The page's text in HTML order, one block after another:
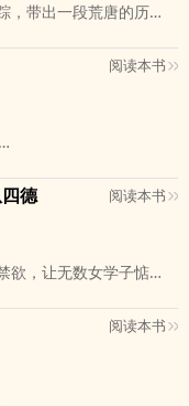
嫁给我。
道，不是韩医生不喜
就住了一个女孩子
，带出一段荒唐的历
，仁者见仁......
首篇，每篇至少在二十
阅读本书
老师家门口晒得被子
了报道，公之于众，并
这不是我早上晒出去的
？”
！”
德 阅读本书
欲，让无数女学子惦
厉钊，衣冠禽兽。
，原因:她抢了姐姐喜欢
己的太傅大人，保护
先把三从四德抄几遍，
阅读本书